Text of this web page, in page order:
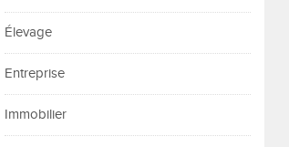
Élevage
Entreprise
Immobilier